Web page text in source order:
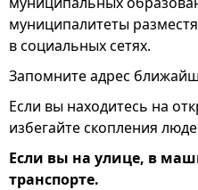
муниципалитеты
в социальных сетях.
Запомните адрес
Если вы находитесь на
избегайте скопления
Если вы на улице, в
транспорте.